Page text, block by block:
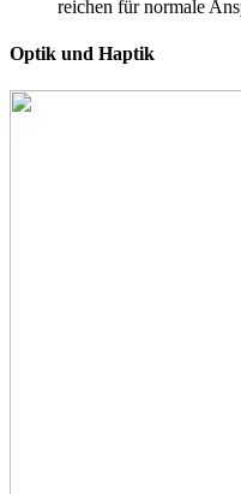
reichen für normale
Optik und Haptik